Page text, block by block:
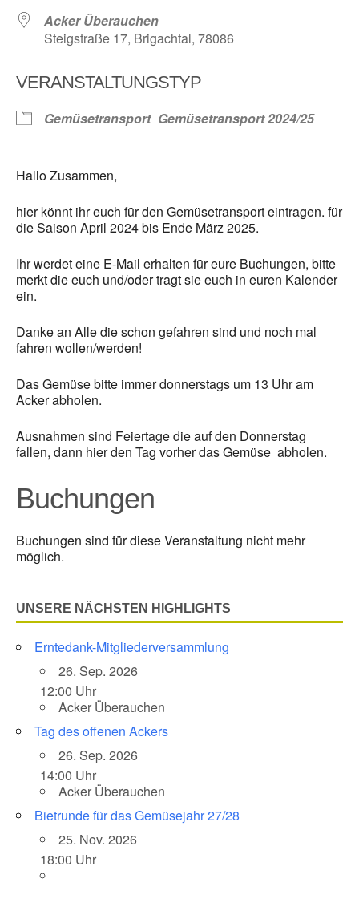
Acker Überauchen
Steigstraße 17, Brigachtal, 78086
VERANSTALTUNGSTYP
Gemüsetransport Gemüsetransport 2024/25
Hallo Zusammen,
hier könnt ihr euch für den Gemüsetransport eintragen. für
die Saison April 2024 bis Ende März 2025.
Ihr werdet eine E-Mail erhalten für eure Buchungen, bitte
merkt die euch und/oder tragt sie euch in euren Kalender
ein.
Danke an Alle die schon gefahren sind und noch mal
fahren wollen/werden!
Das Gemüse bitte immer donnerstags um 13 Uhr am
Acker abholen.
Ausnahmen sind Feiertage die auf den Donnerstag
fallen, dann hier den Tag vorher das Gemüse abholen.
Buchungen
Buchungen sind für diese Veranstaltung nicht mehr
möglich.
UNSERE NÄCHSTEN HIGHLIGHTS
Erntedank-Mitgliederversammlung
26. Sep. 2026
12:00 Uhr
Acker Überauchen
Tag des offenen Ackers
26. Sep. 2026
14:00 Uhr
Acker Überauchen
Bietrunde für das Gemüsejahr 27/28
25. Nov. 2026
18:00 Uhr